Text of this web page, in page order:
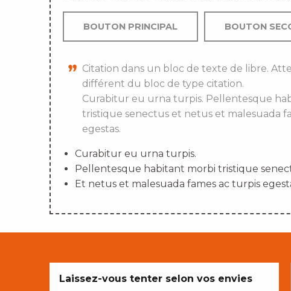
BOUTON PRINCIPAL BOUTON
Citation dans un bloc de texte de libre.
différent du bloc de type citation.
Curabitur eu urna turpis. Pellentesque
tristique senectus et netus et malesuada
egestas.
Curabitur eu urna turpis.
Pellentesque habitant morbi tristique
Et netus et malesuada fames ac turpis
Laissez-vous tenter selon vos envies